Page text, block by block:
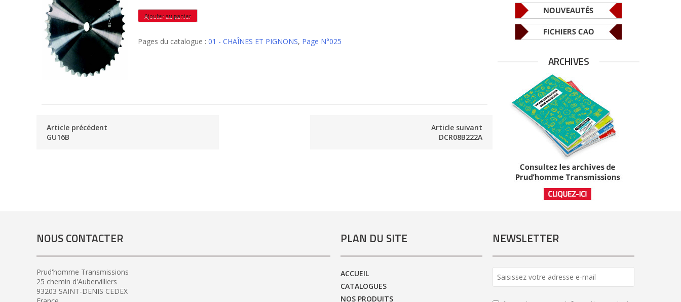
quantité
de
Ajouter au panier
Pages du catalogue : 01 - CHAÎNES ET PIGNONS, Page N°025
Article précédent
GU16B
Article suivant
DCR08B222A
ARCHIVES
NOUS CONTACTER
Prud'homme Transmissions
25 chemin d'Aubervilliers
93203 SAINT-DENIS CEDEX
PLAN DU SITE
ACCUEIL
CATALOGUES
NOS PRODUITS
NEWSLETTER